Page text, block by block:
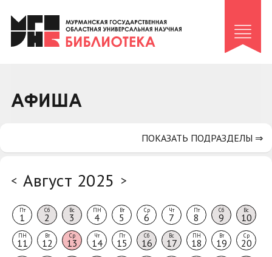
Клуб «Гиря и сельдерей»
Клуб «Семейный архив»
Коллегам
АФИША
< Август 2025 >
Пт
1
Сб
2
Вс
3
ПН
4
Вт
5
Ср
6
Чт
7
Пт
8
Сб
9
Вс
10
ПН
11
Вт
12
Ср
13
Чт
14
Пт
15
Сб
16
Вс
17
ПН
18
Вт
19
Ср
20
ПОКАЗАТЬ ПОДРАЗДЕЛЫ ⇒